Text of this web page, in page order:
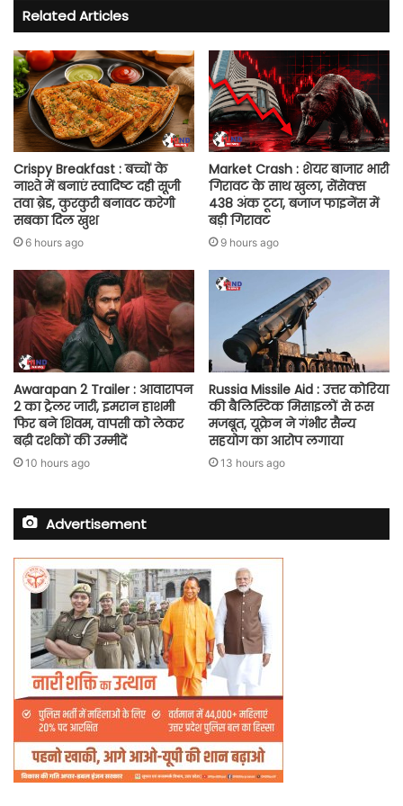
Related Articles
Crispy Breakfast : बच्चों के
नाश्ते में बनाएं स्वादिष्ट दही सूजी
तवा ब्रेड, कुरकुरी बनावट करेगी
सबका दिल खुश
6 hours ago
Market Crash : शेयर बाजार भारी
गिरावट के साथ खुला, सेंसेक्स
438 अंक टूटा, बजाज फाइनेंस में
बड़ी गिरावट
9 hours ago
Awarapan 2 Trailer : आवारापन
2 का ट्रेलर जारी, इमरान हाशमी
फिर बने शिवम, वापसी को लेकर
बढ़ी दर्शकों की उम्मीदें
10 hours ago
Russia Missile Aid : उत्तर कोरिया
की बैलिस्टिक मिसाइलों से रूस
मजबूत, यूक्रेन ने गंभीर सैन्य
सहयोग का आरोप लगाया
13 hours ago
Advertisement